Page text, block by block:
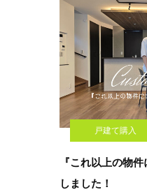
戸建て購入
『これ以上の物
しました！